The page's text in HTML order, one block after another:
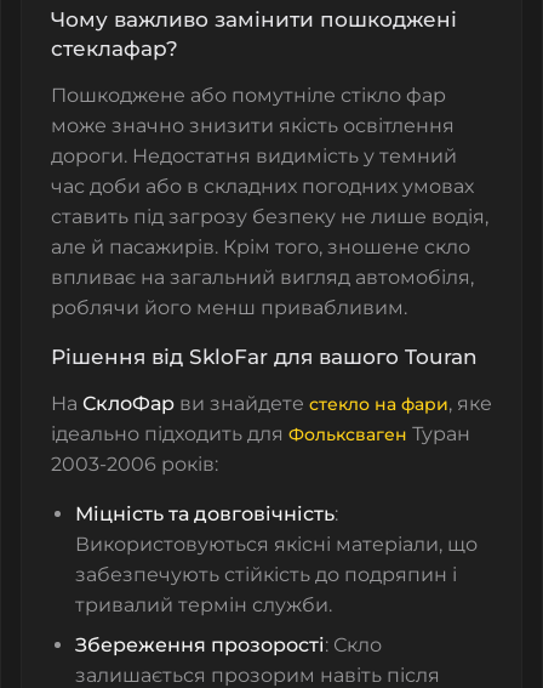
Чому важливо замінити пошкоджені
стеклафар?
Пошкоджене або помутніле стікло фар
може значно знизити якість освітлення
дороги. Недостатня видимість у темний
час доби або в складних погодних умовах
ставить під загрозу безпеку не лише водія,
але й пасажирів. Крім того, зношене скло
впливає на загальний вигляд автомобіля,
роблячи його менш привабливим.
Рішення від SkloFar для вашого Touran
На СклоФар ви знайдете стекло на фари, яке
ідеально підходить для Фольксваген Туран
2003-2006 років:
Міцність та довговічність:
Використовуються якісні матеріали, що
забезпечують стійкість до подряпин і
тривалий термін служби.
Збереження прозорості: Скло
залишається прозорим навіть після